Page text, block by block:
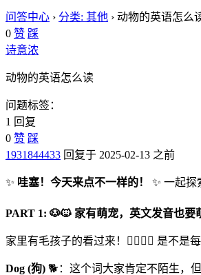
问答中心 › 分类: 其他 › 动物的英语怎么
0 赞 踩
诗意浓
动物的英语怎么读
问题标签：
1 回复
0 赞 踩
1931844433 回复于 2025-02-13 之前
✨ 哇塞！今天来点不一样的！ ✨ 一起
PART 1: 🐶🐱 家有萌宠，英文发音也要
家里有毛孩子的看过来！🙋‍♀️🙋‍♂️ 是不
Dog (狗) 🐕：这个词大家肯定不陌生，